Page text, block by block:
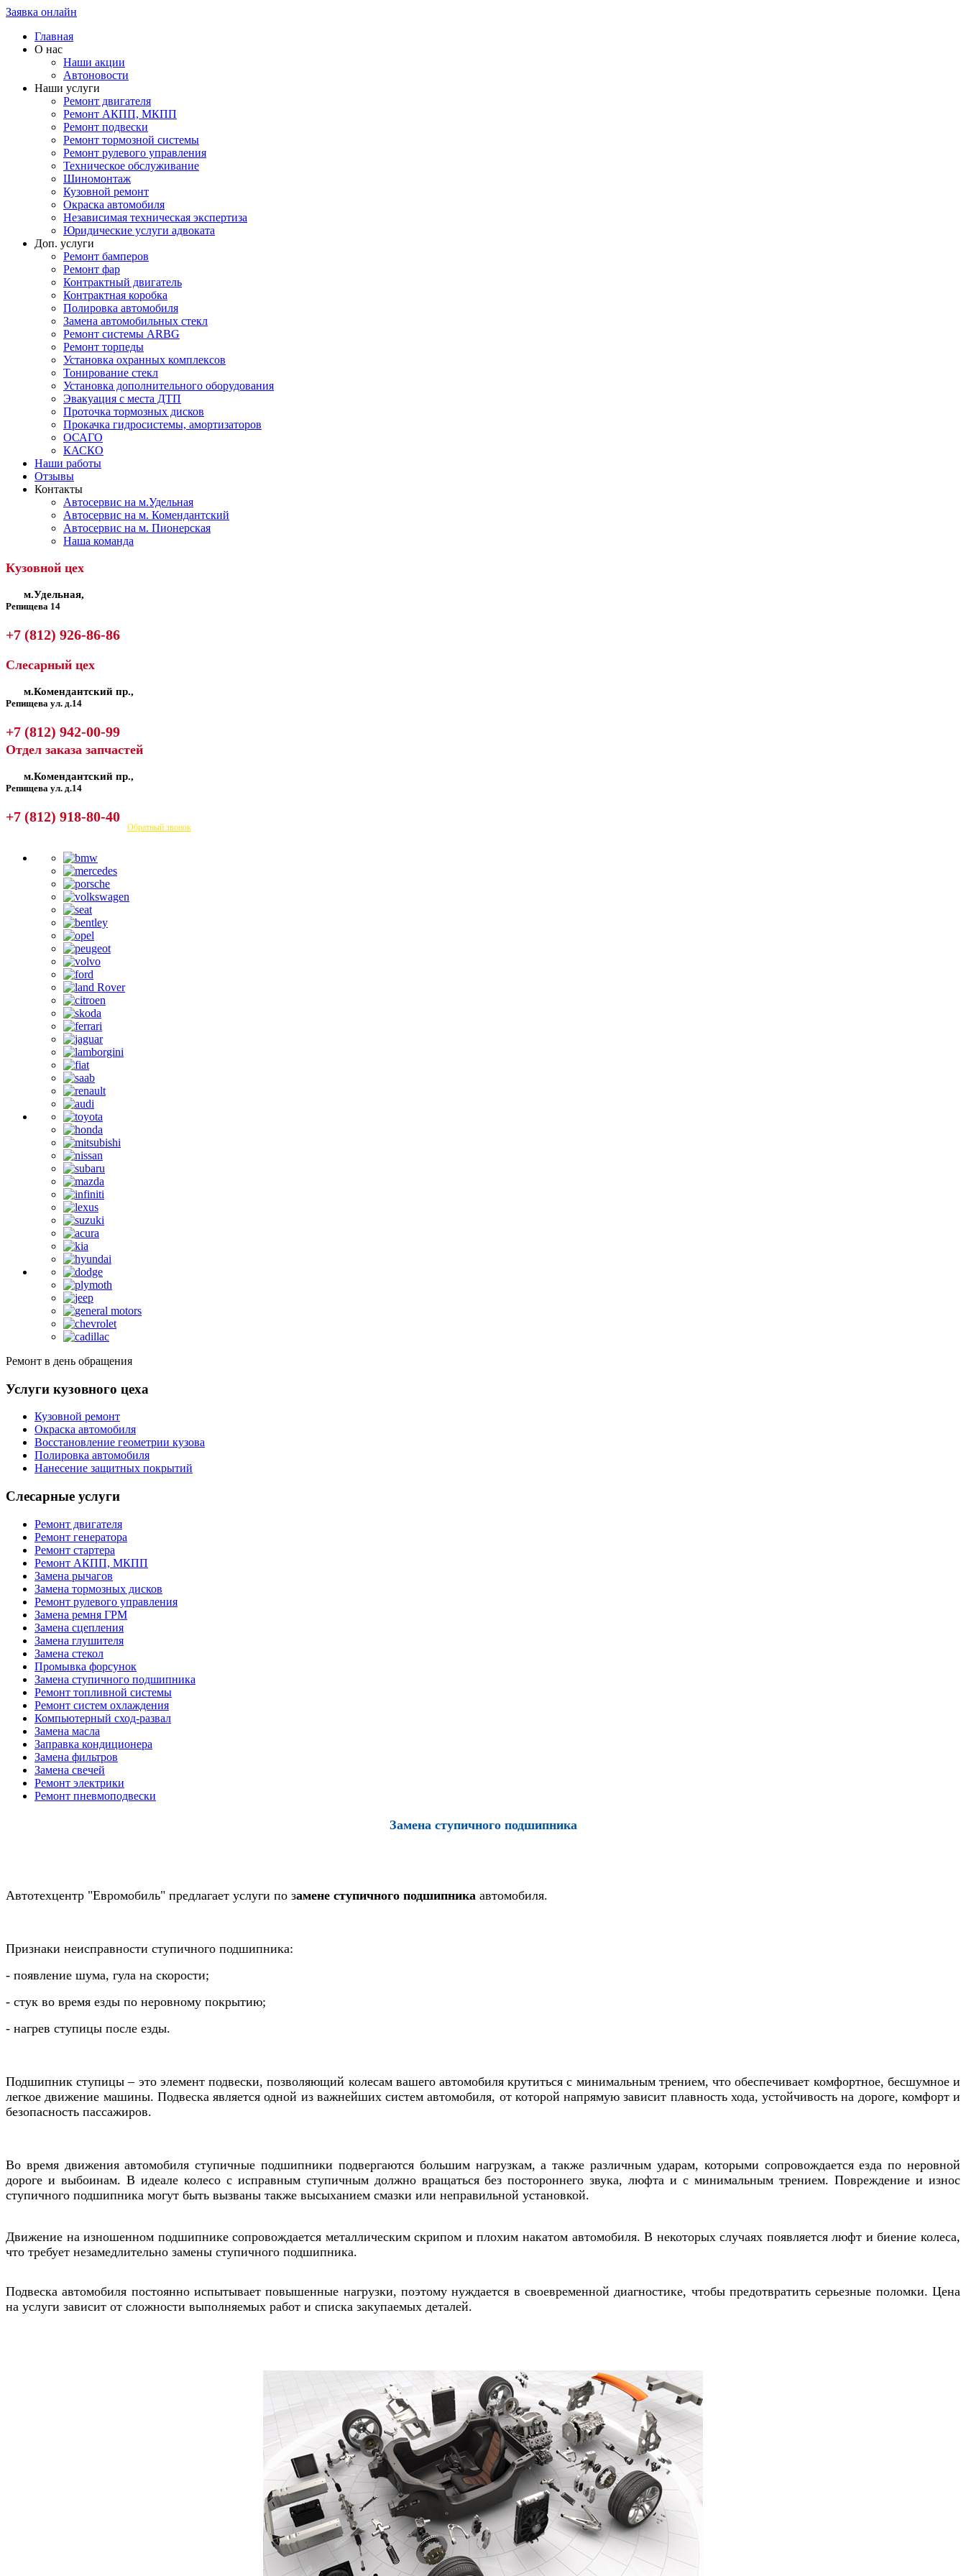
Заявка онлайн
Главная
О нас
Наши акции
Автоновости
Наши услуги
Ремонт двигателя
Ремонт АКПП, МКПП
Ремонт подвески
Ремонт тормозной системы
Ремонт рулевого управления
Техническое обслуживание
Шиномонтаж
Кузовной ремонт
Окраска автомобиля
Независимая техническая экспертиза
Юридические услуги адвоката
Доп. услуги
Ремонт бамперов
Ремонт фар
Контрактный двигатель
Контрактная коробка
Полировка автомобиля
Замена автомобильных стекл
Ремонт системы ARBG
Ремонт торпеды
Установка охранных комплексов
Тонирование стекл
Установка дополнительного оборудования
Эвакуация с места ДТП
Проточка тормозных дисков
Прокачка гидросистемы, амортизаторов
ОСАГО
КАСКО
Наши работы
Отзывы
Контакты
Автосервис на м.Удельная
Автосервис на м. Комендантский
Автосервис на м. Пионерская
Наша команда
Кузовной цех
м.Удельная,
Репищева 14
+7 (812) 926-86-86
Слесарный цех
м.Комендантский пр.,
Репищева ул. д.14
+7 (812) 942-00-99
Отдел заказа запчастей
м.Комендантский пр.,
Репищева ул. д.14
+7 (812) 918-80-40
Посмотреть на карте Обратный звонок
Ремонт в день обращения
Услуги кузовного цеха
Кузовной ремонт
Окраска автомобиля
Восстановление геометрии кузова
Полировка автомобиля
Нанесение защитных покрытий
Слесарные услуги
Ремонт двигателя
Ремонт генератора
Ремонт стартера
Ремонт АКПП, МКПП
Замена рычагов
Замена тормозных дисков
Ремонт рулевого управления
Замена ремня ГРМ
Замена сцепления
Замена глушителя
Замена стекол
Промывка форсунок
Замена ступичного подшипника
Ремонт топливной системы
Ремонт систем охлаждения
Компьютерный сход-развал
Замена масла
Заправка кондиционера
Замена фильтров
Замена свечей
Ремонт электрики
Ремонт пневмоподвески
Замена ступичного подшипника
Автотехцентр "Евромобиль" предлагает услуги по замене ступичного подшипника автомобиля.
Признаки неисправности ступичного подшипника:
- появление шума, гула на скорости;
- стук во время езды по неровному покрытию;
- нагрев ступицы после езды.
Подшипник ступицы – это элемент подвески, позволяющий колесам вашего автомобиля крутиться с минимальным трением, что обеспечивает комфортное, бесшумное и
легкое движение машины. Подвеска является одной из важнейших систем автомобиля, от которой напрямую зависит плавность хода, устойчивость на дороге, комфорт и
безопасность пассажиров.
Во время движения автомобиля ступичные подшипники подвергаются большим нагрузкам, а также различным ударам, которыми сопровождается езда по неровной
дороге и выбоинам. В идеале колесо с исправным ступичным должно вращаться без постороннего звука, люфта и с минимальным трением. Повреждение и износ
ступичного подшипника могут быть вызваны также высыханием смазки или неправильной установкой.
Движение на изношенном подшипнике сопровождается металлическим скрипом и плохим накатом автомобиля. В некоторых случаях появляется люфт и биение колеса,
что требует незамедлительно замены ступичного подшипника.
Подвеска автомобиля постоянно испытывает повышенные нагрузки, поэтому нуждается в своевременной диагностике, чтобы предотвратить серьезные поломки. Цена
на услуги зависит от сложности выполняемых работ и списка закупаемых деталей.